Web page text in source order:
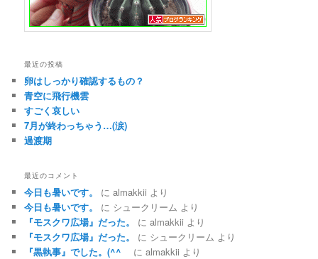
最近の投稿
卵はしっかり確認するもの？
青空に飛行機雲
すごく哀しい
7月が終わっちゃう…(涙)
過渡期
最近のコメント
今日も暑いです。 にalmakkii より
今日も暑いです。
に シュークリーム より
『モスクワ広場』だった。
にalmakkii より
『モスクワ広場』だった。
に シュークリーム より
『黒執事』でした。(^^ゞ
にalmakkii より